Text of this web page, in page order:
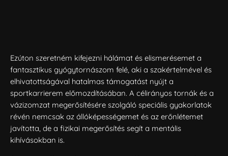
Ezúton szeretném kifejezni hálámat és elismerésemet a
fantasztikus gyógytornászom felé, aki a szakértelmével és
elhivatottságával hatalmas támogatást nyújt a
sportkarrierem előmozdításában. A célirányos tornák és a
vázizomzat megerősítésére szolgáló speciális gyakorlatok
révén nemcsak az állóképességemet és az erőnlétemet
javította, de a fizikai megerősítés segít a mentális
kihívásokban is.